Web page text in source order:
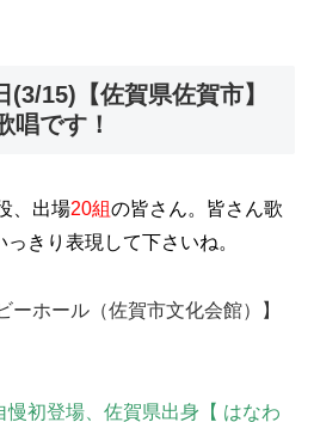
15)【佐賀県佐賀市】
唱です！
、出場20組の皆さん。皆さん歌
きり表現して下さいね。
ーホール（佐賀市文化会館）】
初登場、佐賀県出身【 はなわ